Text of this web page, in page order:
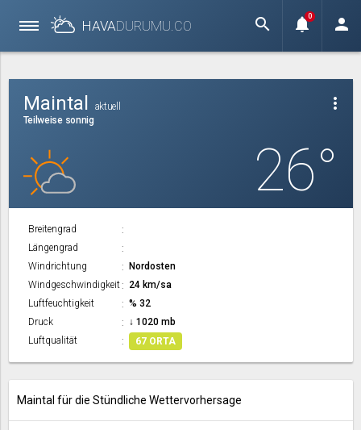
HAVADURUMU.CO search notifications
0 person
more_vert
Maintal
aktuell
Teilweise sonnig
26°
Breitengrad
Längengrad
Windrichtung
Nordosten
Windgeschwindigkeit
24 km/sa
Luftfeuchtigkeit
% 32
Druck
↓ 1020 mb
Luftqualität
67 ORTA
Maintal für die Stündliche Wettervorhersage